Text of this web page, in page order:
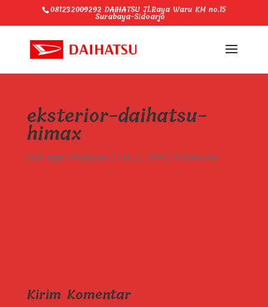
081232009292 DAIHATSU Jl.Raya Waru KM no.15
Surabaya-Sidoarjo
eksterior-daihatsu-
himax
oleh Agus Mardianto | Feb 2, 2018| 0 komentar
Kirim Komentar